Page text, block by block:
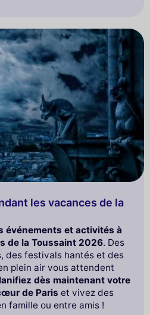
les vacances de la
événements et activités à
de la Toussaint 2026. Des
des festivals hantés et des
plein air vous attendent
dès maintenant votre
de Paris et vivez des
famille ou entre amis !